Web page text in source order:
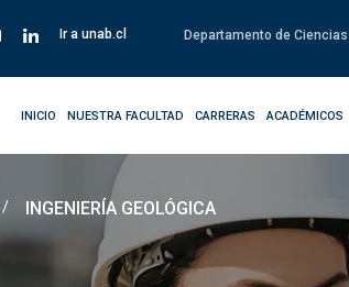
Ir a unab.cl Departamento de
INICIO NUESTRA FACULTAD CARRERAS ACADÉMICOS
/ INGENIERÍA GEOLÓGICA